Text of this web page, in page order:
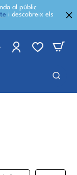
al públic
i descobreix els